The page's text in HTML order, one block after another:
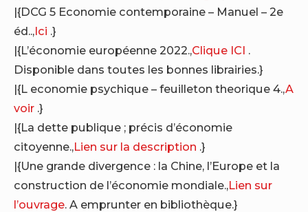
|{DCG 5 Economie contemporaine – Manuel – 2e
éd..,Ici .}
|{L’économie européenne 2022.,Clique ICI .
Disponible dans toutes les bonnes librairies.}
|{L economie psychique – feuilleton theorique 4.,A
voir .}
|{La dette publique ; précis d’économie
citoyenne.,Lien sur la description .}
|{Une grande divergence : la Chine, l’Europe et la
construction de l’économie mondiale.,Lien sur
l’ouvrage. A emprunter en bibliothèque.}